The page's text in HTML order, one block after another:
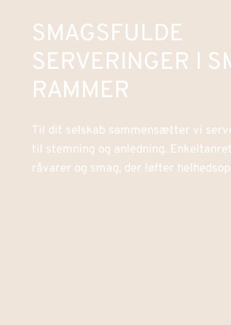
SMAGSFULDE
SERVERINGER I
RAMMER
Til dit selskab sammensætter vi
til stemning og anledning.
råvarer og smag, der løfter